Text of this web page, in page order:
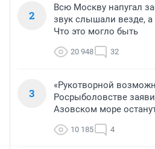
2
Всю Москву напугал
звук слышали везде, а
Что это могло быть
20 948 32
3
«Рукотворной
Росрыболовстве
Азовском море
10 185 4